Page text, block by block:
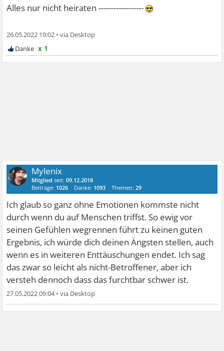
Alles nur nicht heiraten ------------------
26.05.2022 19:02 •
x 1
Mylenix
Mitglied seit:09.12.2018
Beiträge: 1026 Danke: 1093 Themen:29
Ich glaub so ganz ohne Emotionen kommste nicht
durch wenn du auf Menschen triffst. So ewig vor
seinen Gefühlen wegrennen führt zu keinen guten
Ergebnis, ich würde dich deinen Ängsten stellen, auch
wenn es in weiteren Enttäuschungen endet. Ich sag
das zwar so leicht als nicht-Betroffener, aber ich
versteh dennoch dass das furchtbar schwer ist.
27.05.2022 09:04•